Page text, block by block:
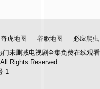
奇虎地图 谷歌地图
必应爬虫
未删减电视剧全集免费在线观看
Rights Reserved
-1